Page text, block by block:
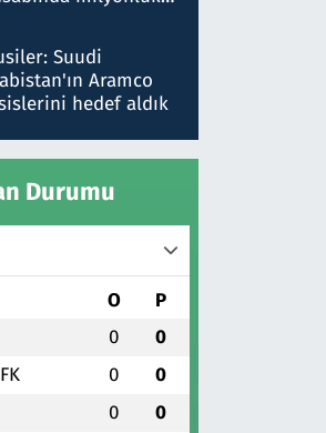
verdi, ben
Suudi
Aramco
hedef aldık
Durumu
O P
0 0
0 0
0 0